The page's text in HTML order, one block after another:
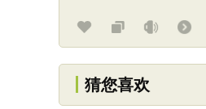
猜您喜欢